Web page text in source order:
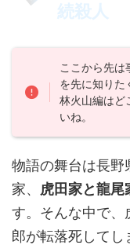
続殺人
ここから先は
を先に知りた
林火山編はど
いね。
物語の舞台は長野
家、 虎田家と龍尾
す。そんな中で、
郎が転落死してし